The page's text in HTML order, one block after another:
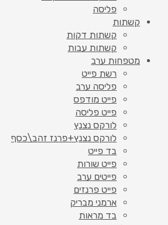
פליסה
קשתות
קשתות דקות
קשתות עבות
מטפחות ערב
רשת פייט
פליסה ערב
פייט מודפס
פייט פליסה
לורקס נצנץ
לורקס נצנץ+פרנז זהב\כסף
בד פייט
פייט שורות
פייטים ערב
פייט פרנזים
ארמני מבריק
בד מראות